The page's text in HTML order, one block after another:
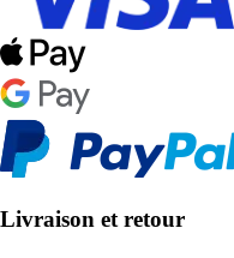
Livraison et retour